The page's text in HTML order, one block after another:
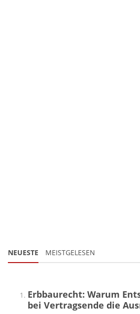
NEUESTE MEISTGELESEN
Erbbaurecht: Warum
bei Vertragsende die